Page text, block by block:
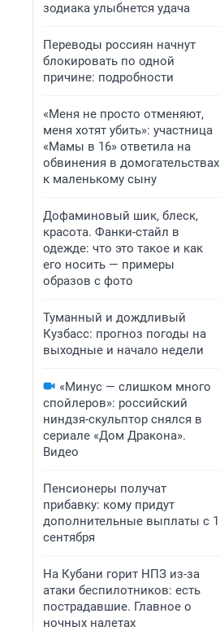
зодиака улыбнется удача
Переводы россиян начнут
блокировать по одной
причине: подробности
«Меня не просто отменяют,
меня хотят убить»: участница
«Мамы в 16» ответила на
обвинения в домогательствах
к маленькому сыну
Дофаминовый шик, блеск,
красота. Фанки-стайл в
одежде: что это такое и как
его носить — примеры
образов с фото
Туманный и дождливый
Кузбасс: прогноз погоды на
выходные и начало недели
«Минус — слишком много
спойлеров»: российский
ниндзя-скульптор снялся в
сериале «Дом Дракона».
Видео
Пенсионеры получат
прибавку: кому придут
дополнительные выплаты с 1
сентября
На Кубани горит НПЗ из-за
атаки беспилотников: есть
пострадавшие. Главное о
ночных налетах